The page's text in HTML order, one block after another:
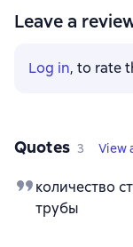
Leave a
Log in, to rate
Quotes 3 View
количество
трубы